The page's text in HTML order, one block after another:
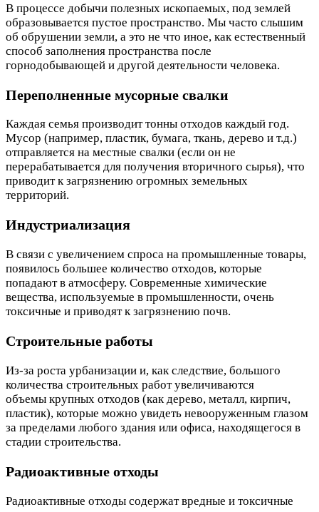
В процессе добычи полезных ископаемых, под землей
образовывается пустое пространство. Мы часто слышим
об обрушении земли, а это не что иное, как естественный
способ заполнения пространства после
горнодобывающей и другой деятельности человека.
Переполненные мусорные свалки
Каждая семья производит тонны отходов каждый год.
Мусор (например, пластик, бумага, ткань, дерево и т.д.)
отправляется на местные свалки (если он не
перерабатывается для получения вторичного сырья), что
приводит к загрязнению огромных земельных
территорий.
Индустриализация
В связи с увеличением спроса на промышленные товары,
появилось большее количество отходов, которые
попадают в атмосферу. Современные химические
вещества, используемые в промышленности, очень
токсичные и приводят к загрязнению почв.
Строительные работы
Из-за роста урбанизации и, как следствие, большого
количества строительных работ увеличиваются
объемы крупных отходов (как дерево, металл, кирпич,
пластик), которые можно увидеть невооруженным глазом
за пределами любого здания или офиса, находящегося в
стадии строительства.
Радиоактивные отходы
Радиоактивные отходы содержат вредные и токсичные